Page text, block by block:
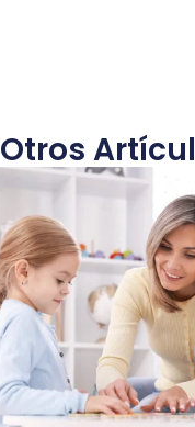
Otros